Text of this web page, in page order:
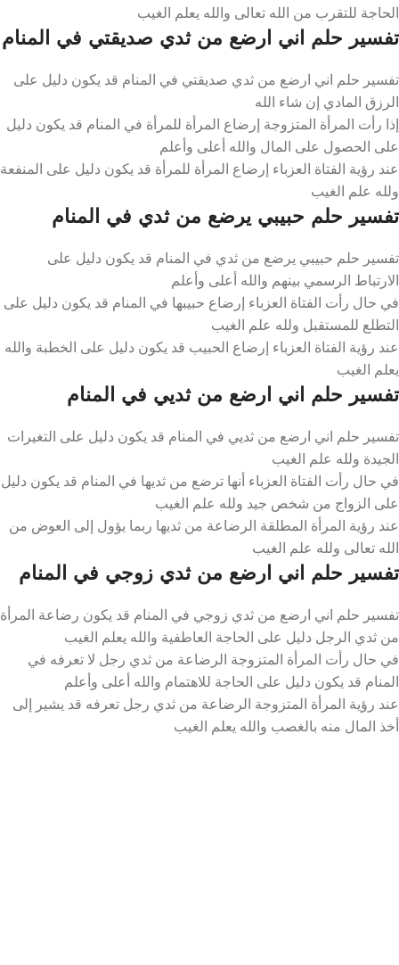
الحاجة للتقرب من الله تعالى والله يعلم الغيب
تفسير حلم اني ارضع من ثدي صديقتي في المنام
تفسير حلم اني ارضع من ثدي صديقتي في المنام قد يكون دليل على
الرزق المادي إن شاء الله
إذا رأت المرأة المتزوجة إرضاع المرأة للمرأة في المنام قد يكون دليل
على الحصول على المال والله أعلى وأعلم
عند رؤية الفتاة العزباء إرضاع المرأة للمرأة قد يكون دليل على المنفعة
ولله علم الغيب
تفسير حلم حبيبي يرضع من ثدي في المنام
تفسير حلم حبيبي يرضع من ثدي في المنام قد يكون دليل على
الارتباط الرسمي بينهم والله أعلى وأعلم
في حال رأت الفتاة العزباء إرضاع حبيبها في المنام قد يكون دليل على
التطلع للمستقبل ولله علم الغيب
عند رؤية الفتاة العزباء إرضاع الحبيب قد يكون دليل على الخطبة والله
يعلم الغيب
تفسير حلم اني ارضع من ثديي في المنام
تفسير حلم اني ارضع من ثديي في المنام قد يكون دليل على التغيرات
الجيدة ولله علم الغيب
في حال رأت الفتاة العزباء أنها ترضع من ثديها في المنام قد يكون دليل
على الزواج من شخص جيد ولله علم الغيب
عند رؤية المرأة المطلقة الرضاعة من ثديها ربما يؤول إلى العوض من
الله تعالى ولله علم الغيب
تفسير حلم اني ارضع من ثدي زوجي في المنام
تفسير حلم اني ارضع من ثدي زوجي في المنام قد يكون رضاعة المرأة
من ثدي الرجل دليل على الحاجة العاطفية والله يعلم الغيب
في حال رأت المرأة المتزوجة الرضاعة من ثدي رجل لا تعرفه في
المنام قد يكون دليل على الحاجة للاهتمام والله أعلى وأعلم
عند رؤية المرأة المتزوجة الرضاعة من ثدي رجل تعرفه قد يشير إلى
أخذ المال منه بالغصب والله يعلم الغيب